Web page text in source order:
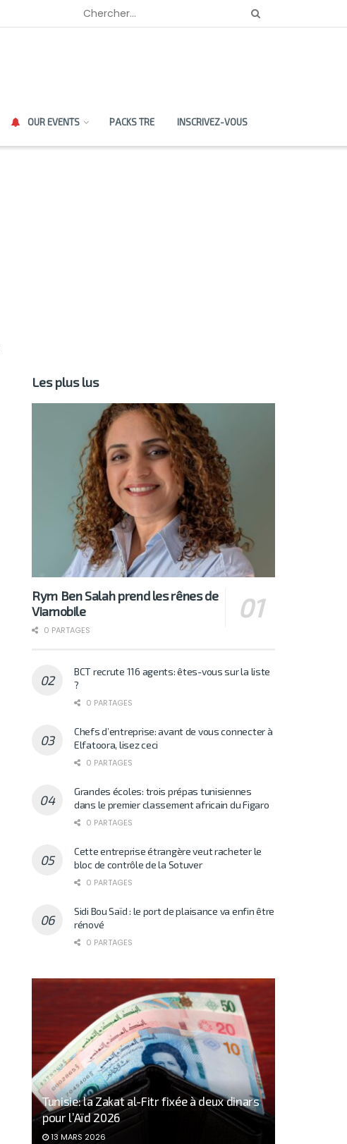
OUR EVENTS PACKS TRE INSCRIVEZ-VOUS
Les plus lus
Rym Ben Salah prend les rênes de
Viamobile
0 PARTAGES
BCT recrute 116 agents: êtes-vous sur la liste
?
0 PARTAGES
Chefs d’entreprise: avant de vous connecter à
Elfatoora, lisez ceci
0 PARTAGES
Grandes écoles: trois prépas tunisiennes
dans le premier classement africain du Figaro
0 PARTAGES
Cette entreprise étrangère veut racheter le
bloc de contrôle de la Sotuver
0 PARTAGES
Sidi Bou Saïd : le port de plaisance va enfin être
rénové
0 PARTAGES
Tunisie: la Zakat al-Fitr fixée à deux dinars
pour l’Aïd 2026
13 MARS 2026